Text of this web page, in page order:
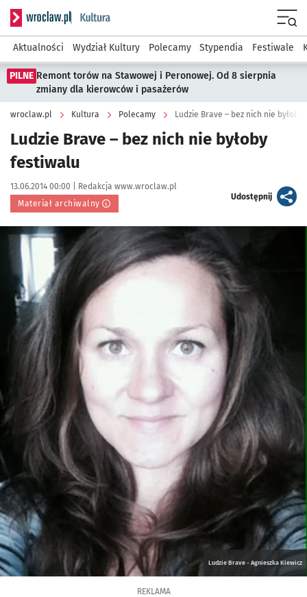
Serwis informacyjny wroclaw.pl podserwis: Kultura
Aktualności Wydział Kultury Polecamy Stypendia Festiwale
PILNE Remont torów na Stawowej i Peronowej. Od 8 sierpnia
zmiany dla kierowców i pasażerów
wroclaw.pl Kultura Polecamy Ludzie Brave – bez nich nie
Ludzie Brave – bez nich nie byłoby
festiwalu
Data publikacji:
13.06.2014 00:00 | Autor:
Redakcja www.wroclaw.pl
Materiał archiwalny
Udostępnijartykuł
Kliknij, aby powiększyć
Ludzie Brave - Agnieszka Kiewicz
REKLAMA